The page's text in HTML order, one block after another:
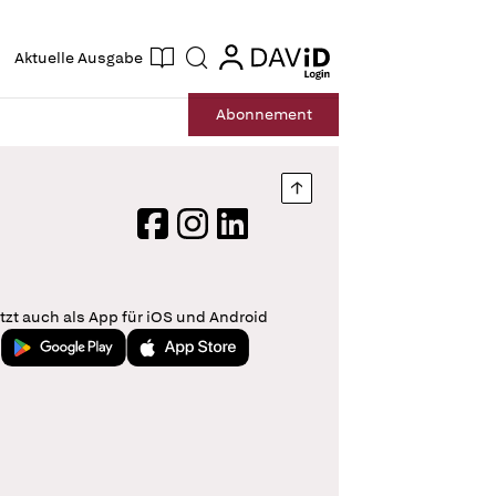
Aktuelle Ausgabe Suche login
login
Abonnement
Nach oben springen
FacebookInstagram
LinkedIn
auch als App für iOS und Android
Jetzt bei Google PlayLaden im App Store